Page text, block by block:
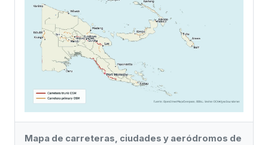
Mapa de carreteras, ciudades y aeródromos de